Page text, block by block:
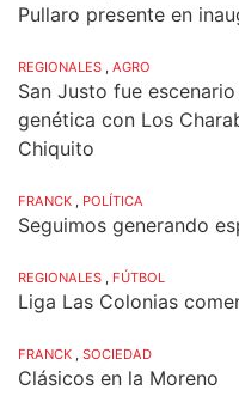
Pullaro presente en
REGIONALES , AGRO
San Justo fue
genética con Los
Chiquito
FRANCK , POLÍTICA
Seguimos generando
REGIONALES , FÚTBOL
Liga Las Colonias
FRANCK , SOCIEDAD
Clásicos en la Moreno